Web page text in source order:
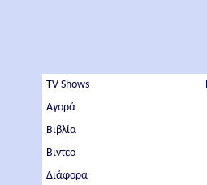
TV Shows
Αγορά
Βιβλία
Βίντεο
Διάφορα